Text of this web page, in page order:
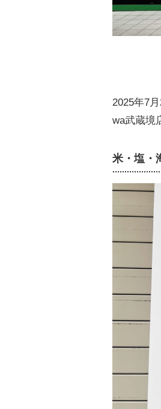
2025年7
wa武蔵境
米・塩・